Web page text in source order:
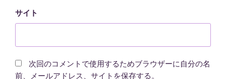
サイト
次回のコメントで使用するためブラウザーに自分の名
前、メールアドレス、サイトを保存する。